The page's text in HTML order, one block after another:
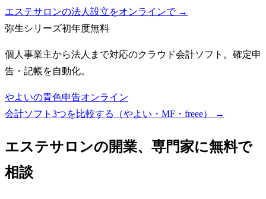
エステサロンの法人設立をオンラインで →
弥生シリーズ初年度無料
個人事業主から法人まで対応のクラウド会計ソフト。確定申
告・記帳を自動化。
やよいの青色申告オンライン
会計ソフト3つを比較する（やよい・MF・freee）
→
エステサロンの開業、専門家に無料で
相談